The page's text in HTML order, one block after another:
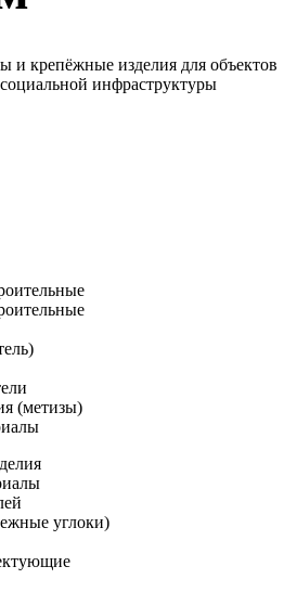
и крепёжные изделия для объектов
инфраструктуры
(метизы)
углоки)